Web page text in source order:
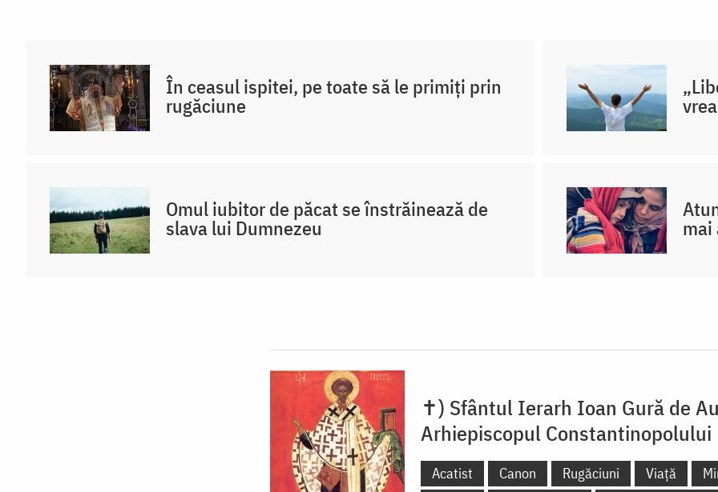
În ceasul ispitei, pe toate să le primiți prin
rugăciune
Omul iubitor de păcat se înstrăinează de
slava lui Dumnezeu
✝) Sfântul Ierarh Ioan Gură de
Arhiepiscopul Constantinopolului
Acatist Canon Rugăciuni Viață